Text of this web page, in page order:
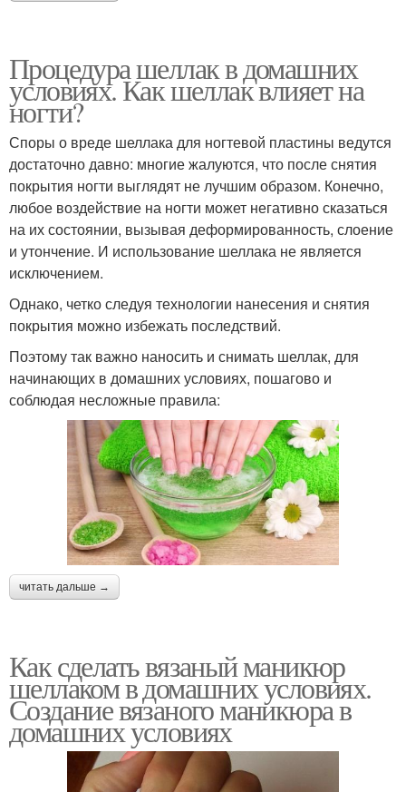
Процедура шеллак в домашних
условиях. Как шеллак влияет на
ногти?
Споры о вреде шеллака для ногтевой пластины ведутся
достаточно давно: многие жалуются, что после снятия
покрытия ногти выглядят не лучшим образом. Конечно,
любое воздействие на ногти может негативно сказаться
на их состоянии, вызывая деформированность, слоение
и утончение. И использование шеллака не является
исключением.
Однако, четко следуя технологии нанесения и снятия
покрытия можно избежать последствий.
Поэтому так важно наносить и снимать шеллак, для
начинающих в домашних условиях, пошагово и
соблюдая несложные правила:
читать дальше →
Как сделать вязаный маникюр
шеллаком в домашних условиях.
Создание вязаного маникюра в
домашних условиях